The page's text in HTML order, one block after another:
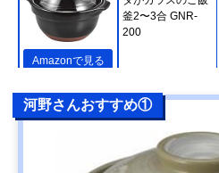
Amazonで見る
釜2〜3合 GNR-
200
楽天市場で見る
【筆者おすすめ】
長谷園 かまどさん
四合炊き ACT-04
【筆者おすすめ】
キントー(KINTO)
河野さんおすすめ①